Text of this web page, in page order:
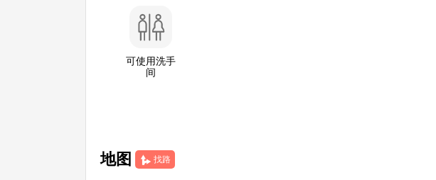
可使用洗手
间
地图 找路